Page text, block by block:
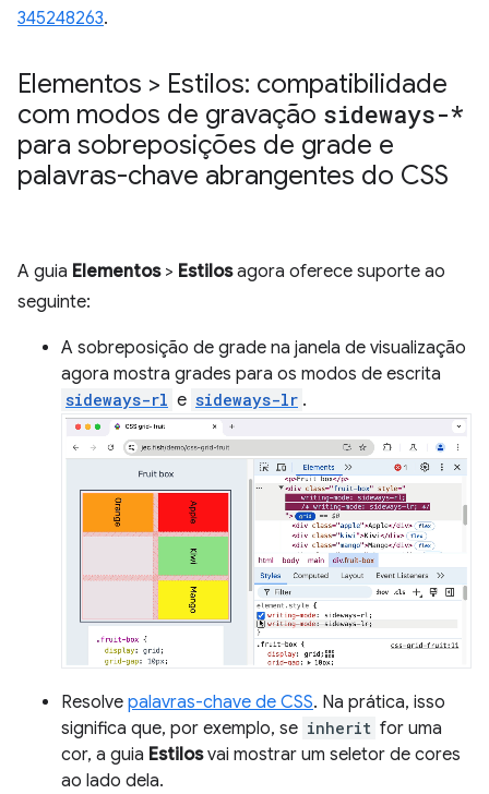
345248263.
Elementos > Estilos: compatibilidade
com modos de gravação sideways-*
para sobreposições de grade e
palavras-chave abrangentes do CSS
A guia Elementos> Estilosagora oferece suporte ao
seguinte:
A sobreposição de grade na janela de visualização
agora mostra grades para os modos de escrita
sideways-rl e sideways-lr .
Resolve palavras-chave de CSS. Na prática, isso
significa que, por exemplo, se inherit for uma
cor, a guia Estilosvai mostrar um seletor de cores
ao lado dela.